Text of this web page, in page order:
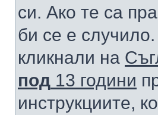
си. Ако те са
би се е
кликнали на
под 13 години
инструкциите,